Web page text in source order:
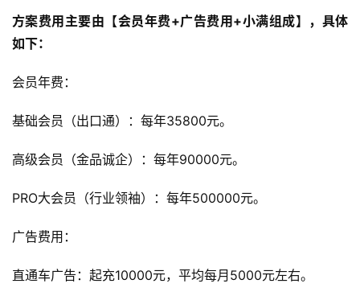
首
全
球
开
店
方案费用主要由【会员年费+广告费用+小满组成】，具体
‌会员年费‌：
‌基础会员（出口通）‌：每年35800元。
‌高级会员（‌金品诚企）‌：每年90000元。
‌‌PRO大会员（行业领袖）‌：每年500000元。
广告费用‌：
‌‌直通车广告‌：起充10000元，平均每月5000元左右。